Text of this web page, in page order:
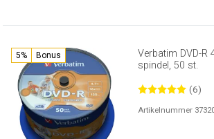
5% Bonus
Verbatim DVD-R
spindel, 50 st.
(6)
Artikelnummer